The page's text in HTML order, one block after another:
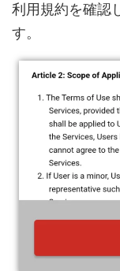
利用規約を確認
す。